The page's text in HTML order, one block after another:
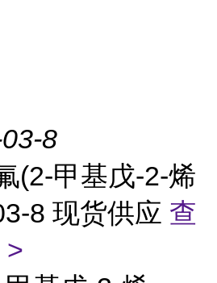
8
(2-甲基戊-2-烯
8 现货供应 查
>